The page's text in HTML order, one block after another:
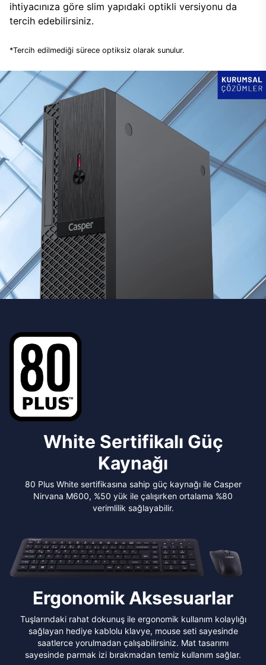
ihtiyacınıza göre slim yapıdaki optikli versiyonu da
tercih edebilirsiniz.
*Tercih edilmediği sürece optiksiz olarak sunulur.
White Sertifikalı Güç
Kaynağı
80 Plus White sertifikasına sahip güç kaynağı ile Casper
Nirvana M600, %50 yük ile çalışırken ortalama %80
verimlilik sağlayabilir.
Ergonomik Aksesuarlar
Tuşlarındaki rahat dokunuş ile ergonomik kullanım kolaylığı
sağlayan hediye kablolu klavye, mouse seti sayesinde
saatlerce yorulmadan çalışabilirsiniz. Mat tasarımı
sayesinde parmak izi bırakmadan temiz kullanım sağlar.